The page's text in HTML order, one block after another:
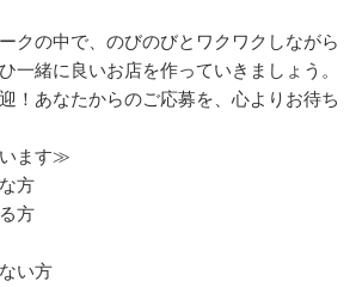
クの中で、のびのびとワクワクしながら
一緒に良いお店を作っていきましょう。
！あなたからのご応募を、心よりお待ち
ます≫
方
方
い方